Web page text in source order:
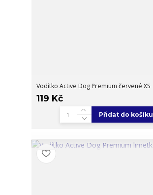
Vodítko Active Dog Premium červené XS
119 Kč
Přidat do košíku